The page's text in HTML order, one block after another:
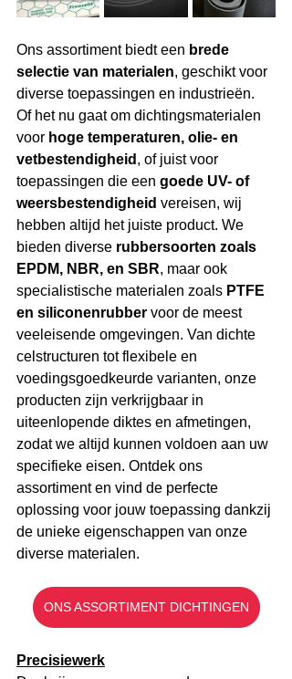
Ons assortiment biedt een brede
selectie van materialen, geschikt voor
diverse toepassingen en industrieën.
Of het nu gaat om dichtingsmaterialen
voor hoge temperaturen, olie- en
vetbestendigheid , of juist voor
toepassingen die een goede UV- of
weersbestendigheid vereisen, wij
hebben altijd het juiste product. We
bieden diverse rubbersoorten zoals
EPDM, NBR, en SBR, maar ook
specialistische materialen zoals PTFE
en siliconenrubber voor de meest
veeleisende omgevingen. Van dichte
celstructuren tot flexibele en
voedingsgoedkeurde varianten, onze
producten zijn verkrijgbaar in
uiteenlopende diktes en afmetingen,
zodat we altijd kunnen voldoen aan uw
specifieke eisen. Ontdek ons
assortiment en vind de perfecte
oplossing voor jouw toepassing dankzij
de unieke eigenschappen van onze
diverse materialen.
ONS ASSORTIMENT DICHTINGEN
Precisiewerk